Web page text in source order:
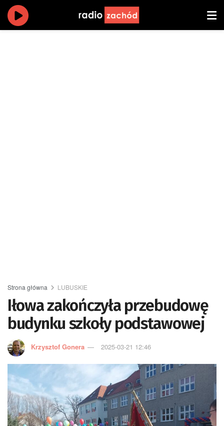
Strona główna LUBUSKIE
Iłowa zakończyła przebudowę
budynku szkoły podstawowej
Krzysztof Gonera 2025-03-21 12:46